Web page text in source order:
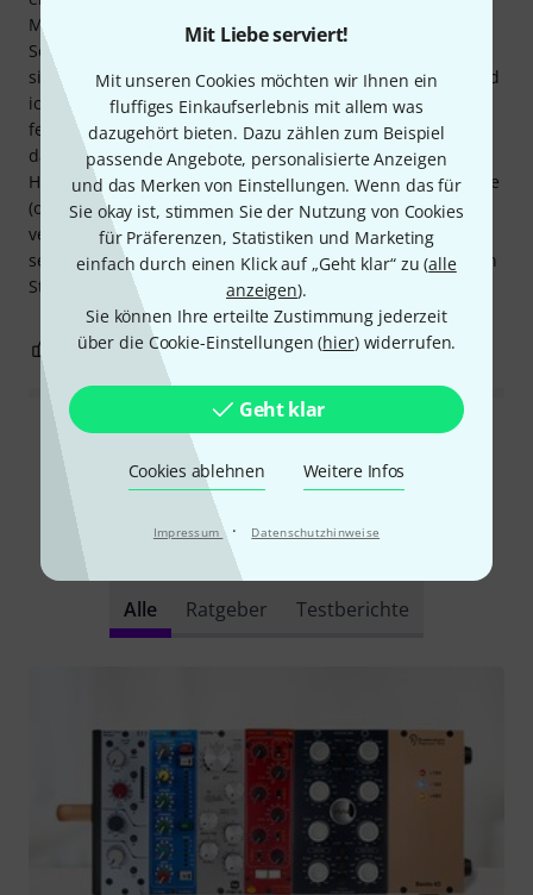
Mit Liebe serviert!
Mit unseren Cookies möchten wir Ihnen ein
fluffiges Einkaufserlebnis mit allem was
dazugehört bieten. Dazu zählen zum Beispiel
passende Angebote, personalisierte Anzeigen
und das Merken von Einstellungen. Wenn das für
Sie okay ist, stimmen Sie der Nutzung von Cookies
für Präferenzen, Statistiken und Marketing
einfach durch einen Klick auf „Geht klar“ zu (alle
anzeigen).
Sie können Ihre erteilte Zustimmung jederzeit
über die Cookie-Einstellungen (hier) widerrufen.
Geht klar
Cookies ablehnen Weitere Infos
Impressum · Datenschutzhinweise
Module lassen sich einfach in die Schlitze einklicken, die
Schrauben sind perfekt ausgerichtet und das Ganze fühlt
sich schwer und wertig an. Das Netzteil ist geräuschlos und
ich konnte keine elektromagnetischen Störungen
feststellen. Die Wärmeentwicklung bleibt moderat, und da
das Gehäuse aus Aluminium gefertigt ist, können
Heimwerker problemlos Lüftungsschlitze an der Modulseite
(oben/unten) anbringen, um die Luftzirkulation zu
verbessern. Es ist definitiv eine positive Überraschung, so
sehr, dass ich mich entschieden habe, ein zweites für mein
Studio zu kaufen.
1 BEWERTUNG MELDEN
Alle Bewertungen lesen
Schon gewusst?
Alle Ratgeber Testberichte